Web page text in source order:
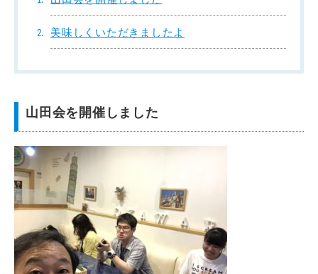
美味しくいただきましたよ
山田会を開催しました